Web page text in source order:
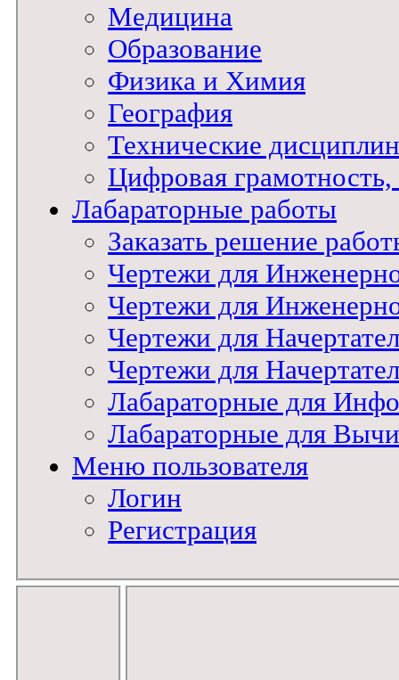
Медицина
Образование
Физика и Химия
География
Технические
Цифровая
Лабараторные работы
Заказать решение
Чертежи для
Чертежи для
Чертежи для
Чертежи для
Лабараторные для
Лабараторные для
Меню пользователя
Логин
Регистрация